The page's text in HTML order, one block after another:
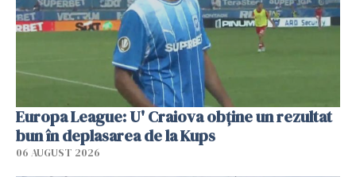
Europa League: U' Craiova obține un rezultat
bun în deplasarea de la Kups
06 AUGUST 2026